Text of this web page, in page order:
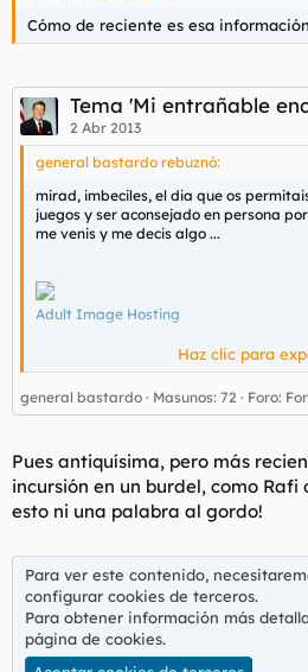
Cómo de reciente es esa
Tema 'Mi entrañable
2 Abr 2013
general bastardo rebuznó:
mirad, imbeciles, el dia que os
juegos y ser aconsejado en persona
me venis y me decis algo ...
Adult Image Hosting
Adult Image Hosting
:121
game torrejon de ardoz. y no es broma,
y al final le he dicho que le he
Haz clic para
general bastardo Masunos: 72 Foro:
Pues antiquísima, pero más
incursión en un burdel, como Rafi
esto ni una palabra al gordo!
Para ver este contenido,
configurar cookies de terceros.
Para obtener información más
página de cookies.